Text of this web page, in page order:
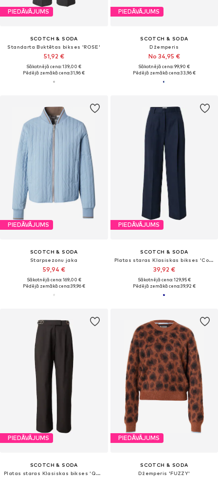
PIEDĀVĀJUMS
SCOTCH & SODA
Standarta Buktētas bikses 'ROSE'
51,92 €
Sākotnējā cena: 139,00 €
Pēdējā zemākā cena:31,96 €
PIEDĀVĀJUMS
SCOTCH & SODA
Džemperis
No 34,95 €
Sākotnējā cena: 99,90 €
Pēdējā zemākā cena:33,96 €
PIEDĀVĀJUMS
SCOTCH & SODA
Starpsezonu jaka
59,94 €
Sākotnējā cena: 169,00 €
Pēdējā zemākā cena:39,96 €
PIEDĀVĀJUMS
SCOTCH & SODA
Platas staras Klasiskas bikses 'Core Rose'
39,92 €
Sākotnējā cena: 129,95 €
Pēdējā zemākā cena:39,92 €
PIEDĀVĀJUMS
SCOTCH & SODA
Platas staras Klasiskas bikses 'QUINN'
PIEDĀVĀJUMS
SCOTCH & SODA
Džemperis 'FUZZY'